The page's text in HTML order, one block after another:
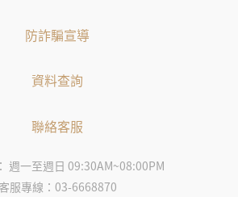
防詐騙宣導
資料查詢
聯絡客服
週一至週日 09:30AM~08:00PM
客服專線：03-6668870